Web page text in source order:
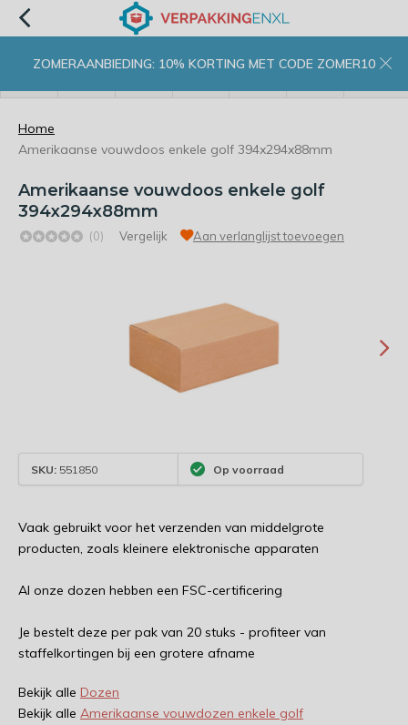
ZOMERAANBIEDING: 10% KORTING MET CODE ZOMER10
Home
Amerikaanse vouwdoos enkele golf 394x294x88mm
Amerikaanse vouwdoos enkele golf
394x294x88mm
(0) Vergelijk Aan verlanglijst toevoegen
SKU: 551850 Op voorraad
Vaak gebruikt voor het verzenden van middelgrote
producten, zoals kleinere elektronische apparaten
Al onze dozen hebben een FSC-certificering
Je bestelt deze per pak van 20 stuks - profiteer van
staffelkortingen bij een grotere afname
Bekijk alle Dozen
Bekijk alle Amerikaanse vouwdozen enkele golf